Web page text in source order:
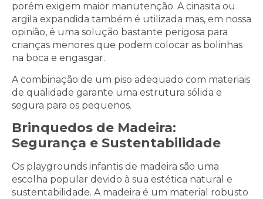
porém exigem maior manutenção. A cinasita ou
argila expandida também é utilizada mas, em nossa
opinião, é uma solução bastante perigosa para
crianças menores que podem colocar as bolinhas
na boca e engasgar.
A combinação de um piso adequado com materiais
de qualidade garante uma estrutura sólida e
segura para os pequenos.
Brinquedos de Madeira:
Segurança e Sustentabilidade
Os playgrounds infantis de madeira são uma
escolha popular devido à sua estética natural e
sustentabilidade. A madeira é um material robusto